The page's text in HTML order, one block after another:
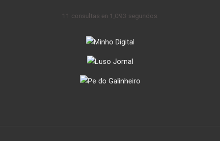
11 consultas en 1,093 segundos.